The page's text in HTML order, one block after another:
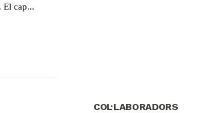
El cap...
COL·LABORADORS